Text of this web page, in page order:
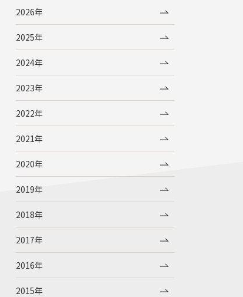
2026年
2025年
2024年
2023年
2022年
2021年
2020年
2019年
2018年
2017年
2016年
2015年